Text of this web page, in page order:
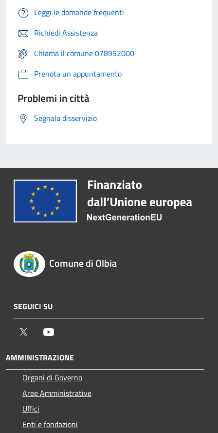
Leggi le domande frequenti
Richiedi Assistenza
Chiama il comune 078952000
Prenota un appuntamento
Problemi in città
Segnala disservizio
Comune di Olbia
SEGUICI SU
Twitter
AMMINISTRAZIONE
Organi di Governo
Aree Amministrative
Uffici
Enti e fondazioni